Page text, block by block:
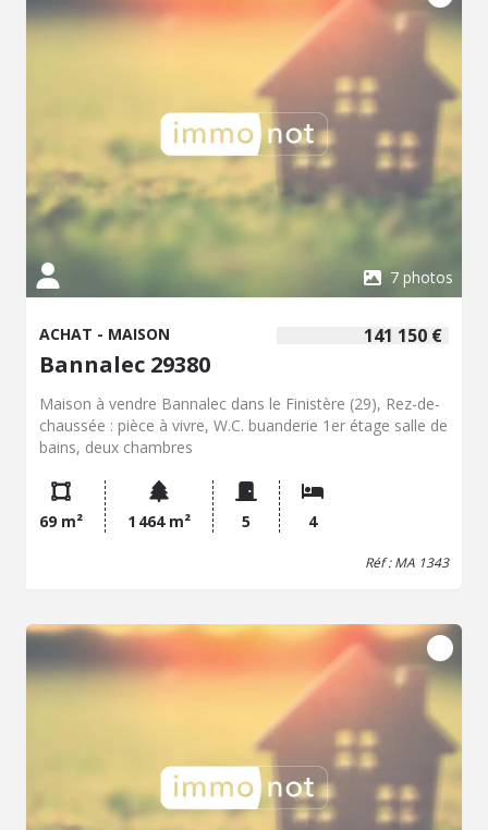
7 photos
141 150 €
ACHAT - MAISON
Bannalec 29380
Maison à vendre Bannalec dans le Finistère (29), Rez-de-
chaussée : pièce à vivre, W.C. buanderie 1er étage salle de
bains, deux chambres
69 m² 1 464 m² 5 4
Réf : MA 1343